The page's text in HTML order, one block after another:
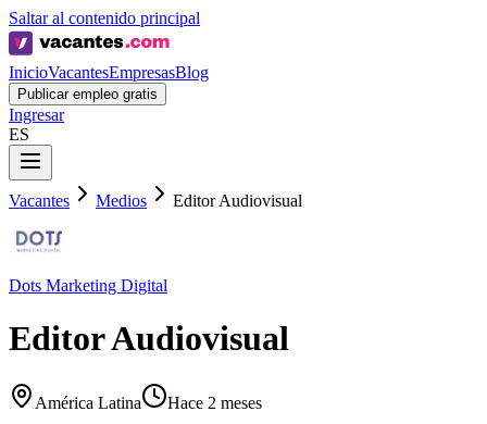
Saltar al contenido principal
InicioVacantesEmpresasBlog
Publicar empleo gratis
Ingresar
ES
Vacantes Medios Editor Audiovisual
Dots Marketing Digital
Editor Audiovisual
América Latina
Hace 2 meses